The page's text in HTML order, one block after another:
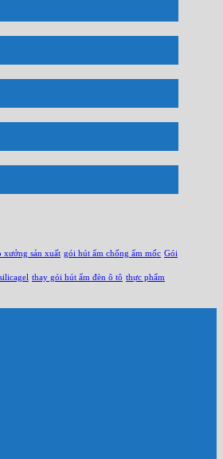
xưởng sản xuất gói hút ẩm chống ẩm mốc Gói
silicagel thay gói hút ẩm đèn ô tô thực phẩm